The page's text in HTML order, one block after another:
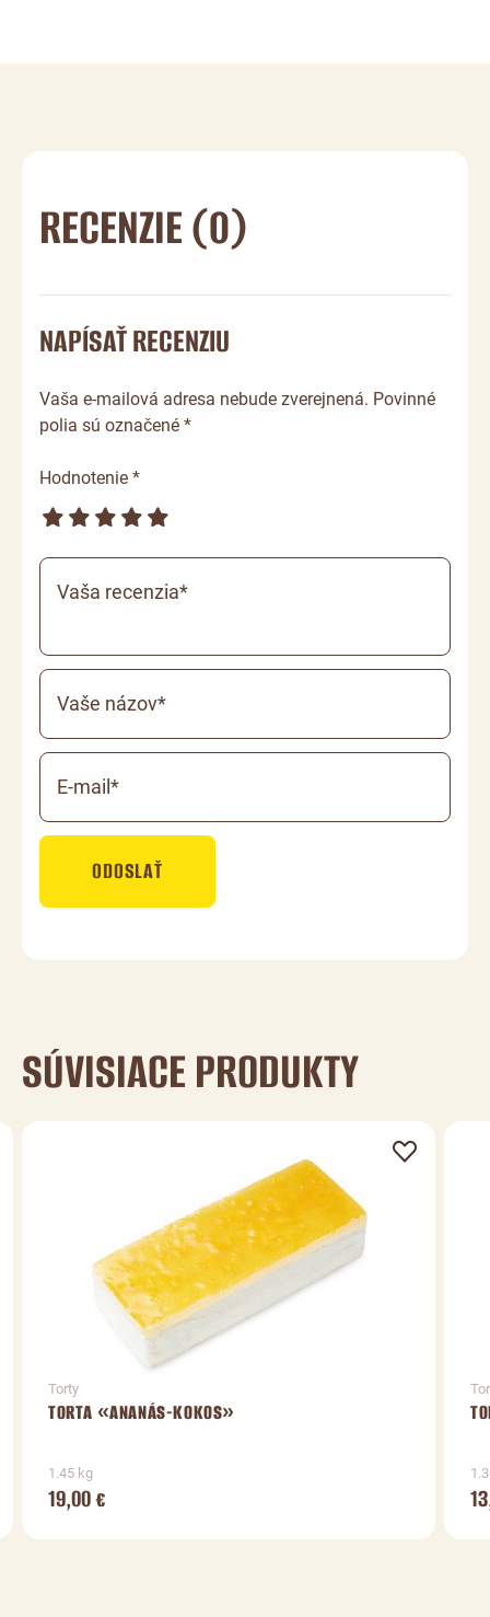
RECENZIE (0)
NAPÍSAŤ RECENZIU
Vaša e-mailová adresa nebude zverejnená. Povinné
polia sú označené *
Hodnotenie *
Vaša recenzia*
Vaše názov*
E-mail*
ODOSLAŤ
SÚVISIACE PRODUKTY
Torty
TORTA «ANANÁS-KOKOS»
1.45 kg
19,00€